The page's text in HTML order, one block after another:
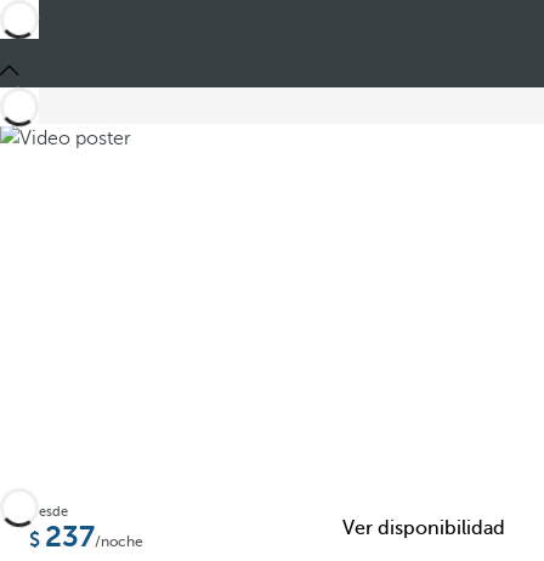
Añadir a favoritos
Desde
237/noche
Ver disponibilidad